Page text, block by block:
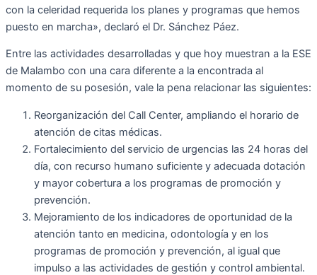
con la celeridad requerida los planes y programas que hemos
puesto en marcha», declaró el Dr. Sánchez Páez.
Entre las actividades desarrolladas y que hoy muestran a la ESE
de Malambo con una cara diferente a la encontrada al
momento de su posesión, vale la pena relacionar las siguientes:
Reorganización del Call Center, ampliando el horario de
atención de citas médicas.
Fortalecimiento del servicio de urgencias las 24 horas del
día, con recurso humano suficiente y adecuada dotación
y mayor cobertura a los programas de promoción y
prevención.
Mejoramiento de los indicadores de oportunidad de la
atención tanto en medicina, odontología y en los
programas de promoción y prevención, al igual que
impulso a las actividades de gestión y control ambiental.